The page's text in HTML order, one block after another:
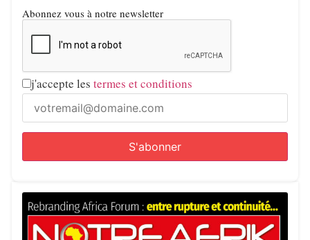
Abonnez vous à notre newsletter
j'accepte les termes et conditions